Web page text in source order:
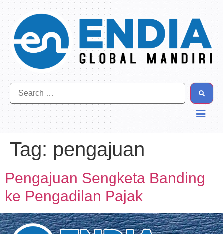
Tag: pengajuan
Pengajuan Sengketa Banding
ke Pengadilan Pajak